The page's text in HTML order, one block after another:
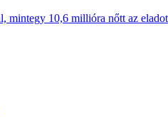
mintegy 10,6 millióra nőtt az